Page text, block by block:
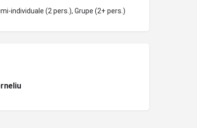
individuale (2 pers.), Grupe (2+ pers.)